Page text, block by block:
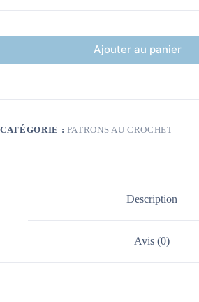
Ajouter au panier
CATÉGORIE : PATRONS AU CROCHET
Description
Avis (0)